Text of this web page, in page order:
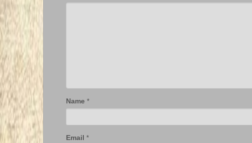
Name *
Email *